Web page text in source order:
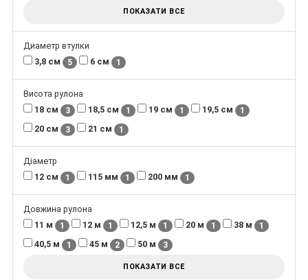
ПОКАЗАТИ ВСЕ
Диаметр втулки
3,8 см
5 6 см 1
Висота рулона
18 см
3 18,5 см 1 19 см 1 19,5 см 1
20 см 3 21 см 1
Діаметр
12 см
1 115 мм 1 200 мм 1
Довжина рулона
11 м
1 12 м 1 12,5 м 1 20 м 1 38 м 1
40,5 м 1 45 м 2 50 м 3
ПОКАЗАТИ ВСЕ